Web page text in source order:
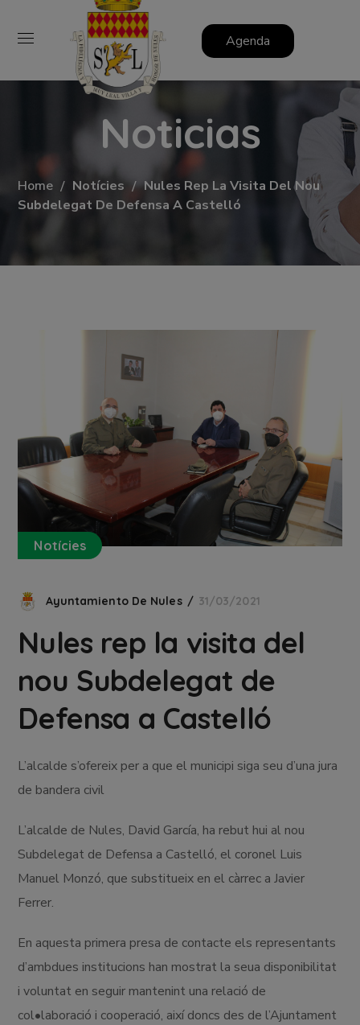
Agenda
Noticias
Home Notícies
Nules Rep La Visita Del Nou
Subdelegat De Defensa A Castelló
Notícies
Ayuntamiento De Nules 31/03/2021
Nules rep la visita del
nou Subdelegat de
Defensa a Castelló
L’alcalde s’ofereix per a que el municipi siga seu d’una jura
de bandera civil
L’alcalde de Nules, David García, ha rebut hui al nou
Subdelegat de Defensa a Castelló, el coronel Luis
Manuel Monzó, que substitueix en el càrrec a Javier
Ferrer.
En aquesta primera presa de contacte els representants
d’ambdues institucions han mostrat la seua disponibilitat
i voluntat en seguir mantenint una relació de
col•laboració i cooperació, així doncs des de l’Ajuntament